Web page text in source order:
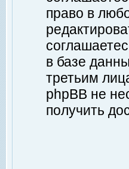
право в
в базе
третьим
phpBB не
получить